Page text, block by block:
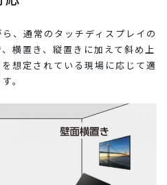
、通常のタッチディスプレイの
横置き、縦置きに加えて斜め上
想定されている現場に応じて適
。